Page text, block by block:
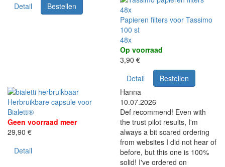
Detail
Bestellen
48x
Papieren filters voor Tassimo
100 st
48x
Op voorraad
3,90 €
Detail
Bestellen
Herbruikbare capsule voor
Bialetti®
Geen voorraad meer
29,90 €
Detail
Hanna
10.07.2026
Def recommend! Even with
the trust pilot results, I'm
always a bit scared ordering
from websites I did not hear of
before, but this one is 100%
solid! I've ordered on